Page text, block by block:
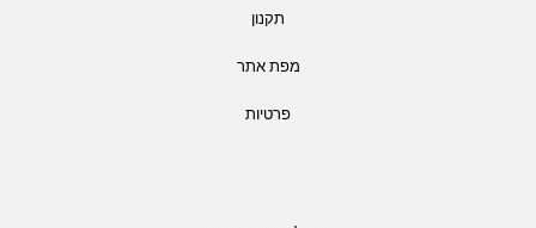
תקנון
מפת אתר
פרטיות